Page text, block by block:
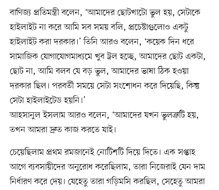
বাণিজ্য প্রতিমন্ত্রী বলেন, ‘আমাদের ছোটখাটো ভুল হয়, সেটাকে
হাইলাইট না করে আমি সব সময় বলি, প্রচেষ্টাগুলোও একটু
হাইলাইট করা দরকার।’ তিনি আরও বলেন, ‘কয়েক দিন ধরে
সামাজিক যোগাযোগমাধ্যমে খুব ট্রল হচ্ছে, আমাদের ছোট একটা,
ছোট না, আমি বলব যে বড় ভুল, আমাদের ভাষা ঠিক হওয়া
দরকার ছিল। পরবর্তী সময়ে সেটা সংশোধন করে দিয়েছি, কিন্তু
সেটা হাইলাইটেড হয়নি।’
আহসানুল ইসলাম আরও বলেন, ‘আমাদের যখন ভুলত্রুটি হয়,
তখন আমরা দ্রুত কাজ করতে যাই।
চেয়েছিলাম প্রথম রমজানেই নোটিশটি দিয়ে দিতে। এক সপ্তাহ
আগে ব্যবসায়ীদের অনুরোধ করেছিলাম, তারা নিজেরাই যেন দাম
নির্ধারণ করে দেয়। যেহেতু তারা গড়িমসি করছিল, সেহেতু আমরা